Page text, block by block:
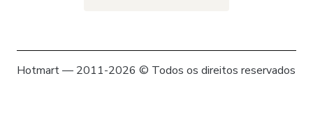
Hotmart — 2011-2026 © Todos os direitos reservados